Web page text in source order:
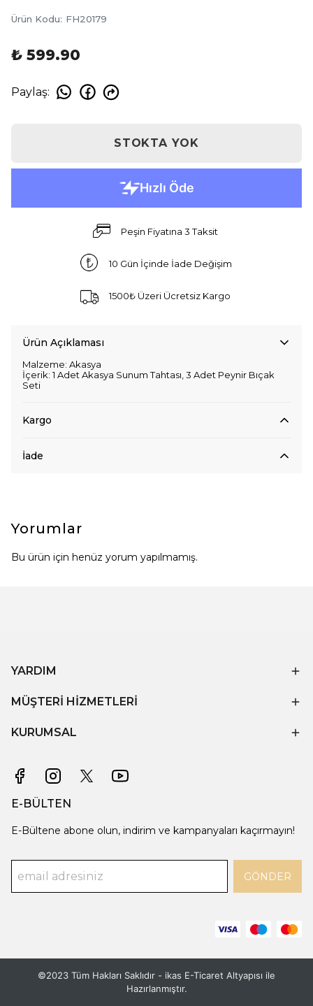
Ürün Kodu: FH20179
₺ 599.90
Paylaş:
STOKTA YOK
Peşin Fiyatına 3 Taksit
10 Gün İçinde İade Değişim
1500₺ Üzeri Ücretsiz Kargo
Ürün Açıklaması
Malzeme: Akasya
İçerik: 1 Adet Akasya Sunum Tahtası, 3 Adet Peynir Bıçak
Seti
Kargo
İade
Yorumlar
Bu ürün için henüz yorum yapılmamış.
YARDIM
MÜŞTERİ HİZMETLERİ
KURUMSAL
E-BÜLTEN
E-Bültene abone olun, indirim ve kampanyaları kaçırmayın!
GÖNDER
©2023 Tüm Hakları Saklıdır - ikas E-Ticaret Altyapısı ile
Hazırlanmıştır.